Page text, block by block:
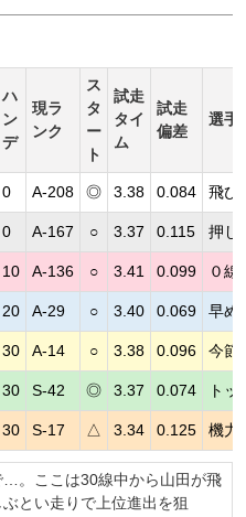
ハ
ン
デ
現ラ
ンク
ス
タ
ー
ト
試走
タイ
ム
試走
偏差
選手
0 A-208 ◎ 3.38 0.084 飛び
0 A-167 ○ 3.37 0.115 押し
10 A-136 ○ 3.41 0.099 ０線
20 A-29 ○ 3.40 0.069 早め
30 A-14 ○ 3.38 0.096 今節
30 S-42 ◎ 3.37 0.074 ト
30 S-17 △ 3.34 0.125 機力
。ここは30線中から山田が飛
とい走りで上位進出を狙